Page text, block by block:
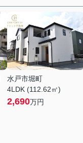
水戸市堀町
4LDK (112.62㎡)
2,690万円